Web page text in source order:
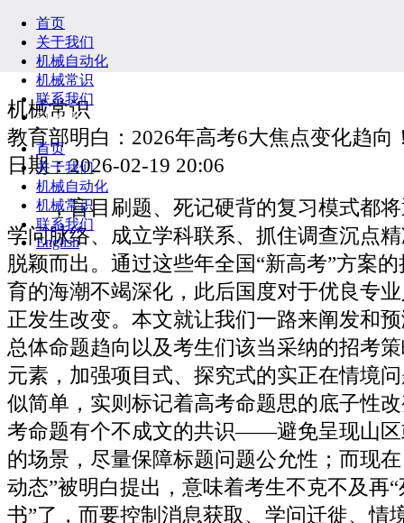
首页
关于我们
机械自动化
机械常识
联系我们
English
首页
关于我们
机械自动化
机械常识
联系我们
English
机械常识
教育部明白：2026年高考6大焦点变化趋向
日期：2026-02-19 20:06
，盲目刷题、死记硬背的复习模式都将
学问脉络、成立学科联系、抓住调查沉点
脱颖而出。通过这些年全国“新高考”方案
育的海潮不竭深化，此后国度对于优良专
正发生改变。本文就让我们一路来阐发和
总体命题趋向以及考生们该当采纳的招考
元素，加强项目式、探究式的实正在情境
似简单，实则标记着高考命题思的底子性
考命题有个不成文的共识——避免呈现山区
的场景，尽量保障标题问题公允性；而现
动态”被明白提出，意味着考生不克不及再
书”了，而要控制消息获取、学问迁徙、情